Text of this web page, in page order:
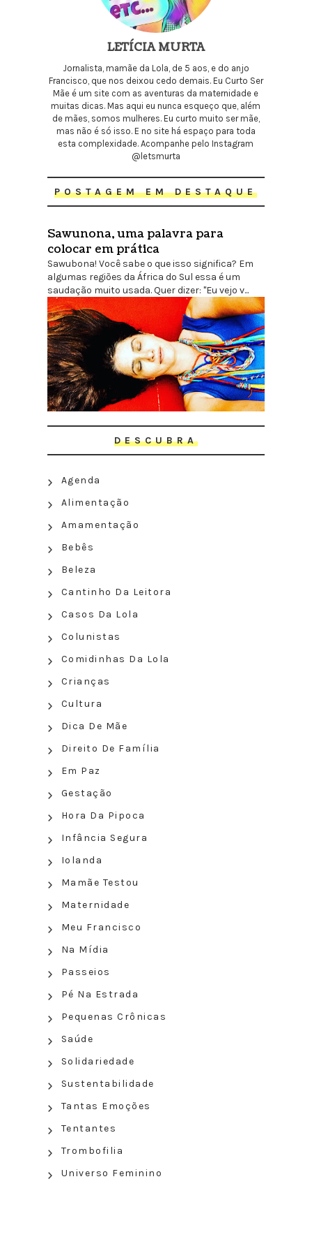
LETÍCIA MURTA
Jornalista, mamãe da Lola, de 5 aos, e do anjo
Francisco, que nos deixou cedo demais. Eu Curto Ser
Mãe é um site com as aventuras da maternidade e
muitas dicas. Mas aqui eu nunca esqueço que, além
de mães, somos mulheres. Eu curto muito ser mãe,
mas não é só isso. E no site há espaço para toda
esta complexidade. Acompanhe pelo Instagram
@letsmurta
POSTAGEM EM DESTAQUE
Sawunona, uma palavra para
colocar em prática
Sawubona! Você sabe o que isso significa? Em
algumas regiões da África do Sul essa é um
saudação muito usada. Quer dizer: "Eu vejo v...
DESCUBRA
Agenda
Alimentação
Amamentação
Bebês
Beleza
Cantinho Da Leitora
Casos Da Lola
Colunistas
Comidinhas Da Lola
Crianças
Cultura
Dica De Mãe
Direito De Família
Em Paz
Gestação
Hora Da Pipoca
Infância Segura
Iolanda
Mamãe Testou
Maternidade
Meu Francisco
Na Mídia
Passeios
Pé Na Estrada
Pequenas Crônicas
Saúde
Solidariedade
Sustentabilidade
Tantas Emoções
Tentantes
Trombofilia
Universo Feminino